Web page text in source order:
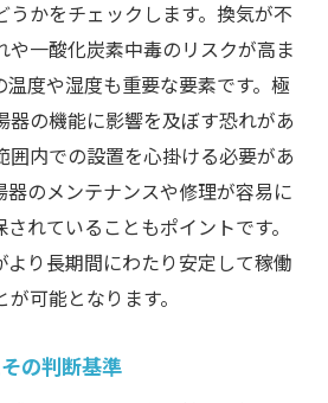
うかをチェックします。換気が不
や一酸化炭素中毒のリスクが高ま
温度や湿度も重要な要素です。極
器の機能に影響を及ぼす恐れがあ
囲内での設置を心掛ける必要があ
器のメンテナンスや修理が容易に
れていることもポイントです。
より長期間にわたり安定して稼働
可能となります。
の判断基準